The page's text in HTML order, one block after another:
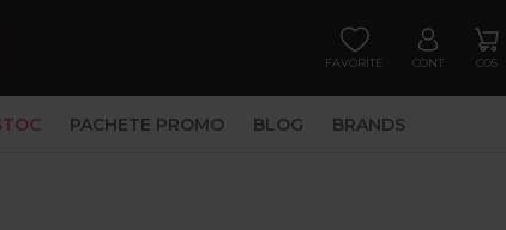
FAVORITE CONT COS
PACHETE PROMO BLOG BRANDS